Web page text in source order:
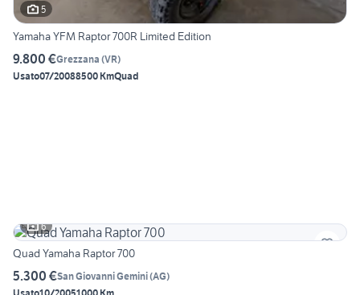
5
Yamaha YFM Raptor 700R Limited Edition
9.800 €Grezzana (VR)
Usato07/20088500 KmQuad
6
Quad Yamaha Raptor 700
5.300 €San Giovanni Gemini(AG)